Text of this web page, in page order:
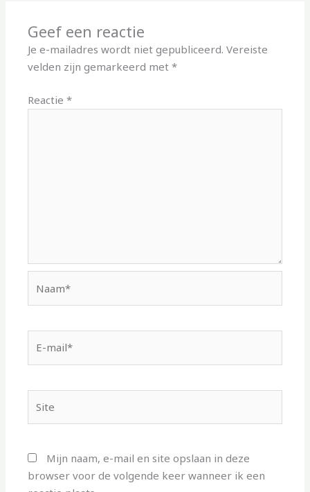
Geef een reactie
Je e-mailadres wordt niet gepubliceerd. Vereiste
velden zijn gemarkeerd met*
Reactie*
mail*
Mijn naam, e-mail en site opslaan in deze
browser voor de volgende keer wanneer ik een